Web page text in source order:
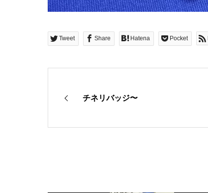
Tweet Share Hatena Pocket
チネリバッジ〜